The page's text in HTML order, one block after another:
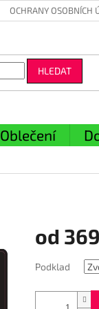
OCHRANY OSOBNÍCH
HLEDAT
Oblečení
od
cena:
Podklad